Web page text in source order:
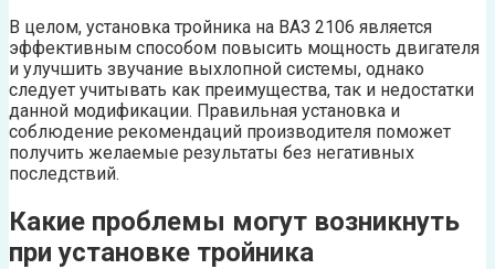
В целом, установка тройника на ВАЗ 2106 является
эффективным способом повысить мощность двигателя
и улучшить звучание выхлопной системы, однако
следует учитывать как преимущества, так и недостатки
данной модификации. Правильная установка и
соблюдение рекомендаций производителя поможет
получить желаемые результаты без негативных
последствий.
Какие проблемы могут возникнуть
при установке тройника